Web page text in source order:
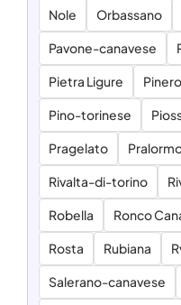
Nole Orbassano
Pavone-canavese
Pietra Ligure
Pino-torinese
Pragelato
Rivalta-di-torino
Robella Ronco
Rosta Rubiana
Salerano-canavese